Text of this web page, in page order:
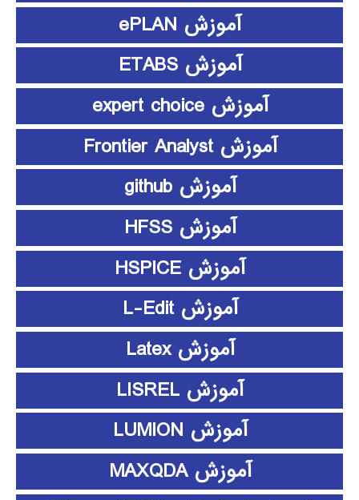
آموزش ePLAN
آموزش ETABS
آموزش expert choice
آموزش Frontier Analyst
آموزش github
آموزش HFSS
آموزش HSPICE
آموزش L-Edit
آموزش Latex
آموزش LISREL
آموزش LUMION
آموزش MAXQDA